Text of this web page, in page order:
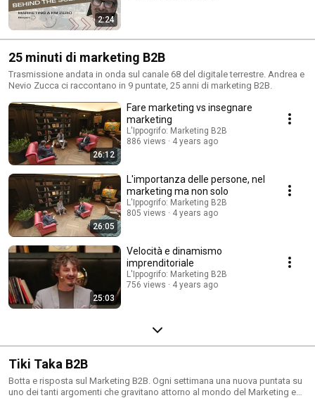
2:24
25 minuti di marketing B2B
Trasmissione andata in onda sul canale 68 del digitale terrestre. Andrea e
Nevio Zucca ci raccontano in 9 puntate, 25 anni di marketing B2B.
26:12
Fare marketing vs insegnare
marketing
L'Ippogrifo: Marketing B2B
886 views
4 years ago
26:05
L'importanza delle persone, nel
marketing ma non solo
L'Ippogrifo: Marketing B2B
805 views
4 years ago
25:03
Velocità e dinamismo
imprenditoriale
L'Ippogrifo: Marketing B2B
756 views
4 years ago
Tiki Taka B2B
Botta e risposta sul Marketing B2B. Ogni settimana una nuova puntata su
uno dei tanti argomenti che gravitano attorno al mondo del Marketing e